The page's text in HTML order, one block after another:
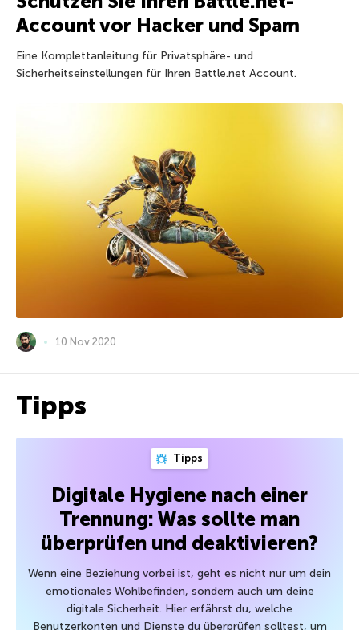
Account vor Hacker und Spam
Eine Komplettanleitung für Privatsphäre- und
Sicherheitseinstellungen für Ihren Battle.net Account.
10 Nov 2020
Tipps
Tipps
Digitale Hygiene nach einer
Trennung: Was sollte man
überprüfen und deaktivieren?
Wenn eine Beziehung vorbei ist, geht es nicht nur um dein
emotionales Wohlbefinden, sondern auch um deine
digitale Sicherheit. Hier erfährst du, welche
Benutzerkonten und Dienste du überprüfen solltest, um